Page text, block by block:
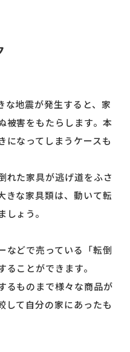
な地震が発生すると、家
被害をもたらします。本
になってしまうケースも
れた家具が逃げ道をふさ
きな家具類は、動いて転
ょう。
などで売っている「転倒
ことができます。
るものまで様々な商品が
して自分の家にあったも